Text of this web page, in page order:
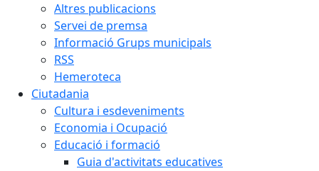
Altres publicacions
Servei de premsa
Informació Grups municipals
RSS
Hemeroteca
Ciutadania
Cultura i esdeveniments
Economia i Ocupació
Educació i formació
Guia d'activitats educatives